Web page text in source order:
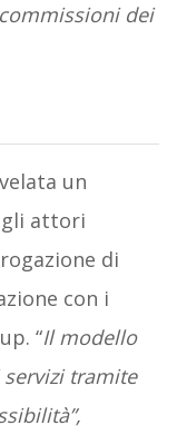
dei
un
attori
di
con i
“Il modello
tramite